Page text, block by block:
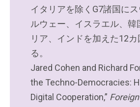
イタリアを除くG7諸国に
ルウェー、イスラエル、韓
リア、インドを加えた12
る。
Jared Cohen and Richard
the Techno-Democracies:
Digital Cooperation,”